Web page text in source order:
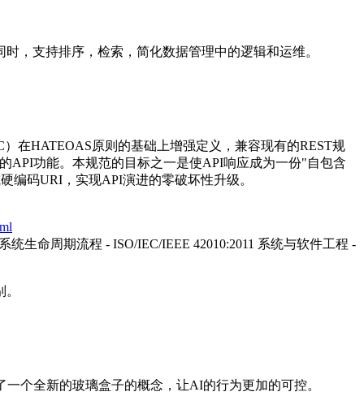
，支持排序，检索，简化数据管理中的逻辑和运维。
在HATEOAS原则的基础上增强定义，兼容现有的REST规
API功能。本规范的目标之一是使API响应成为一份"自包含
编码URI，实现API演进的零破坏性升级。
统生命周期流程 - ISO/IEC/IEEE 42010:2011 系统与软件工程 -
个全新的玻璃盒子的概念，让AI的行为更加的可控。